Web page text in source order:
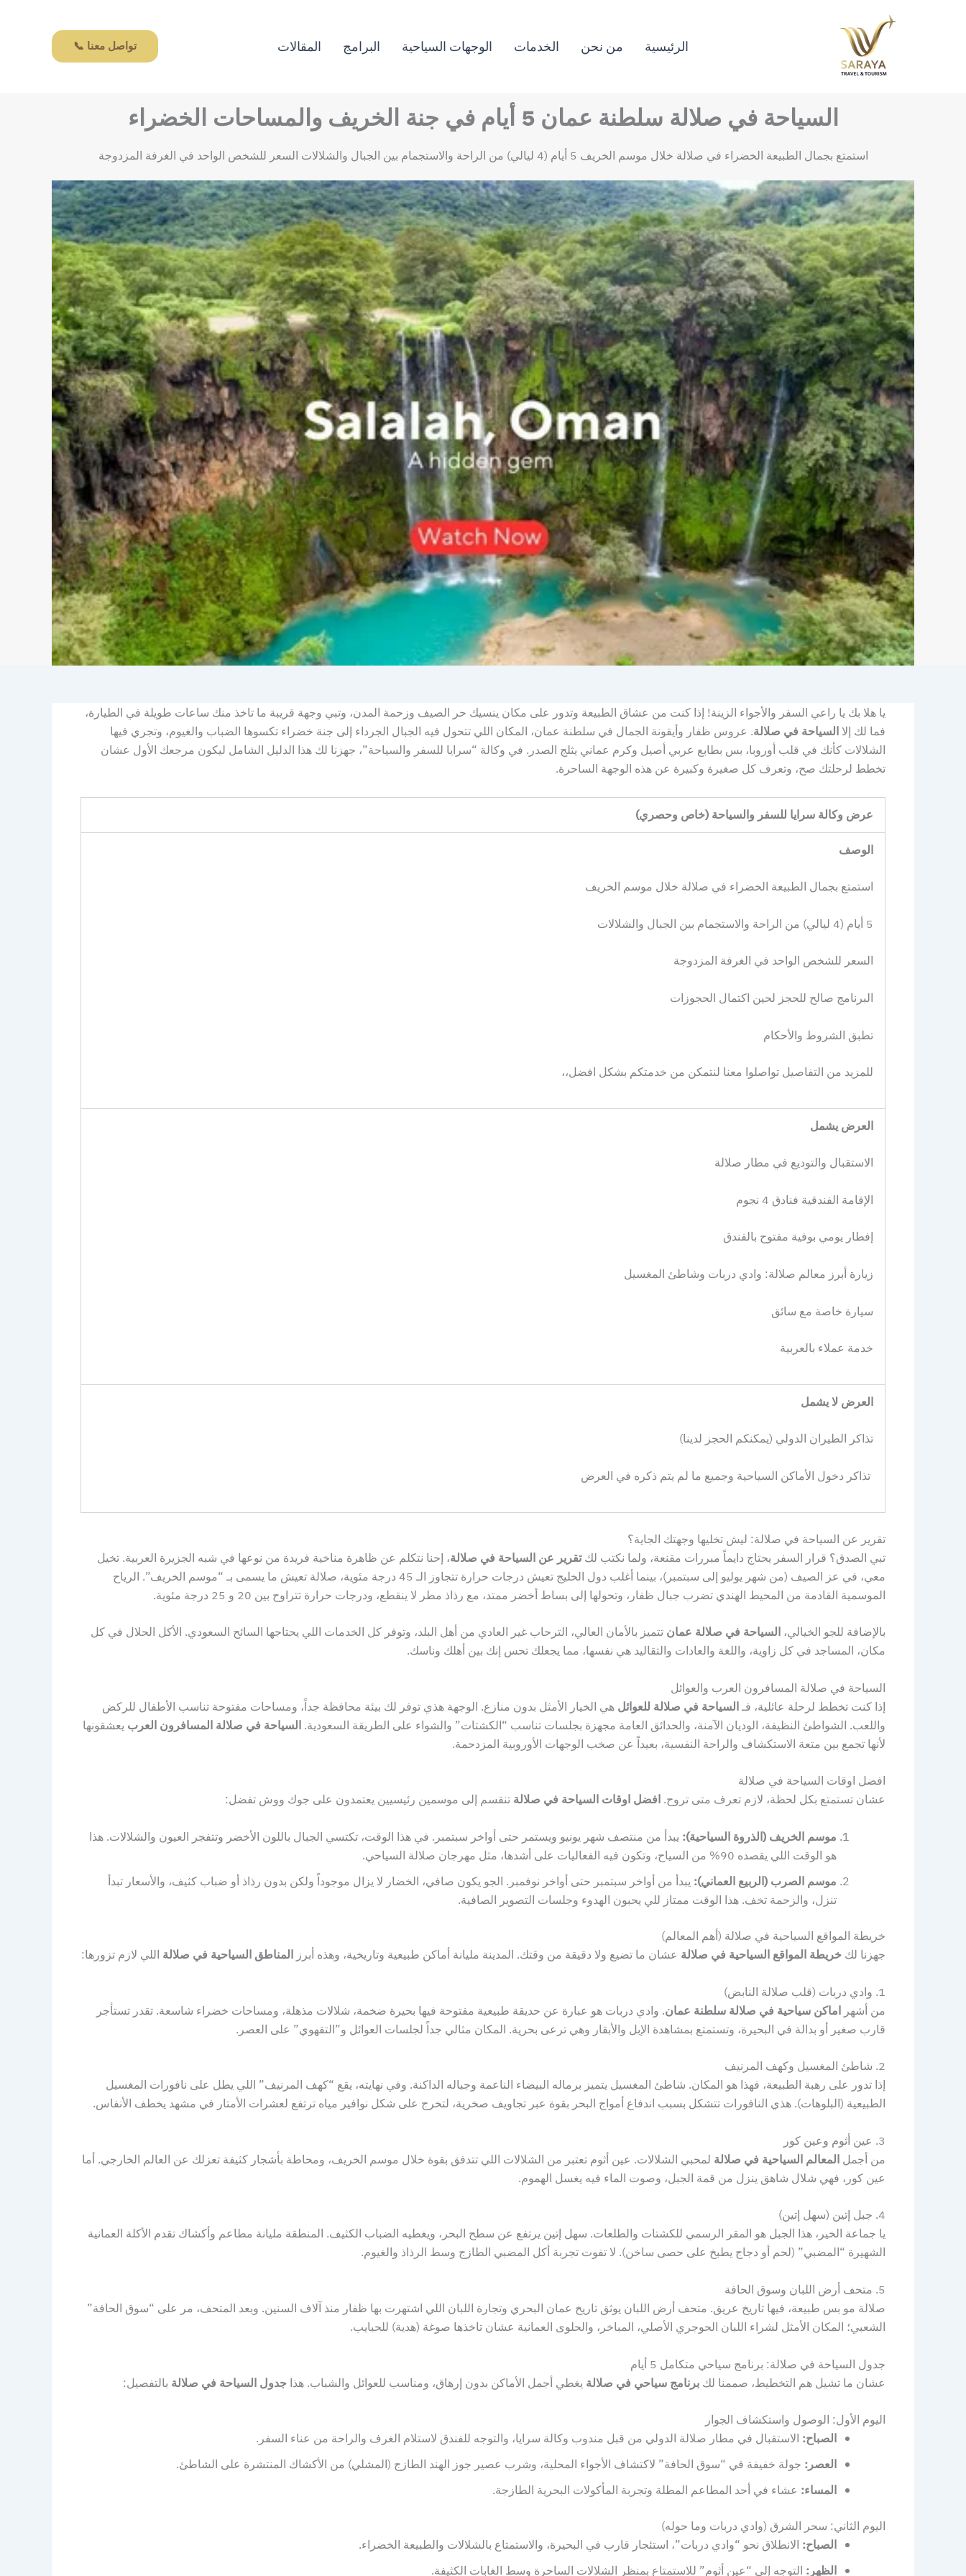
الرئيسية من نحن الخدمات الوجهات السياحية البرامج المقالات تواصل معنا 📞
السياحة في صلالة سلطنة عمان 5 أيام في جنة الخريف والمساحات الخضراء
استمتع بجمال الطبيعة الخضراء في صلالة خلال موسم الخريف 5 أيام (4 ليالي) من الراحة والاستجمام بين الجبال والشلالات السعر للشخص الواحد في الغرفة المزدوجة
يا هلا بك يا راعي السفر والأجواء الزينة! إذا كنت من عشاق الطبيعة وتدور على مكان ينسيك حر الصيف وزحمة المدن، وتبي وجهة قريبة ما تاخذ منك ساعات طويلة في الطيارة،
فما لك إلا السياحة في صلالة. عروس ظفار وأيقونة الجمال في سلطنة عمان، المكان اللي تتحول فيه الجبال الجرداء إلى جنة خضراء تكسوها الضباب والغيوم، وتجري فيها
الشلالات كأنك في قلب أوروبا، بس بطابع عربي أصيل وكرم عماني يثلج الصدر. في وكالة “سرايا للسفر والسياحة”، جهزنا لك هذا الدليل الشامل ليكون مرجعك الأول عشان
تخطط لرحلتك صح، وتعرف كل صغيرة وكبيرة عن هذه الوجهة الساحرة.
عرض وكالة سرايا للسفر والسياحة (خاص وحصري)
الوصف
استمتع بجمال الطبيعة الخضراء في صلالة خلال موسم الخريف
5 أيام (4 ليالي) من الراحة والاستجمام بين الجبال والشلالات
السعر للشخص الواحد في الغرفة المزدوجة
البرنامج صالح للحجز لحين اكتمال الحجوزات
تطبق الشروط والأحكام
للمزيد من التفاصيل تواصلوا معنا لنتمكن من خدمتكم بشكل افضل،،
العرض يشمل
الاستقبال والتوديع في مطار صلالة
الإقامة الفندقية فنادق 4 نجوم
إفطار يومي بوفية مفتوح بالفندق
زيارة أبرز معالم صلالة: وادي دربات وشاطئ المغسيل
سيارة خاصة مع سائق
خدمة عملاء بالعربية
العرض لا يشمل
تذاكر الطيران الدولي (يمكنكم الحجز لدينا)
تذاكر دخول الأماكن السياحية وجميع ما لم يتم ذكره في العرض
تقرير عن السياحة في صلالة: ليش تخليها وجهتك الجاية؟
تبي الصدق؟ قرار السفر يحتاج دايماً مبررات مقنعة، ولما نكتب لكتقرير عن السياحة في صلالة، إحنا نتكلم عن ظاهرة مناخية فريدة من نوعها في شبه الجزيرة العربية. تخيل
معي، في عز الصيف (من شهر يوليو إلى سبتمبر)، بينما أغلب دول الخليج تعيش درجات حرارة تتجاوز الـ 45 درجة مئوية، صلالة تعيش ما يسمى بـ “موسم الخريف”. الرياح
الموسمية القادمة من المحيط الهندي تضرب جبال ظفار، وتحولها إلى بساط أخضر ممتد، مع رذاذ مطر لا ينقطع، ودرجات حرارة تتراوح بين 20 و 25 درجة مئوية.
بالإضافة للجو الخيالي، السياحة في صلالة عمان تتميز بالأمان العالي، الترحاب غير العادي من أهل البلد، وتوفر كل الخدمات اللي يحتاجها السائح السعودي. الأكل الحلال في كل
مكان، المساجد في كل زاوية، واللغة والعادات والتقاليد هي نفسها، مما يجعلك تحس إنك بين أهلك وناسك.
السياحة في صلالة المسافرون العرب والعوائل
إذا كنت تخطط لرحلة عائلية، فـالسياحة في صلالة للعوائل هي الخيار الأمثل بدون منازع. الوجهة هذي توفر لك بيئة محافظة جداً، ومساحات مفتوحة تناسب الأطفال للركض
واللعب. الشواطئ النظيفة، الوديان الآمنة، والحدائق العامة مجهزة بجلسات تناسب “الكشتات” والشواء على الطريقة السعودية. السياحة في صلالة المسافرون العرب يعشقونها
لأنها تجمع بين متعة الاستكشاف والراحة النفسية، بعيداً عن صخب الوجهات الأوروبية المزدحمة.
افضل اوقات السياحة في صلالة
عشان تستمتع بكل لحظة، لازم تعرف متى تروح. افضل اوقات السياحة في صلالة تنقسم إلى موسمين رئيسيين يعتمدون على جوك ووش تفضل:
موسم الخريف (الذروة السياحية): يبدأ من منتصف شهر يونيو ويستمر حتى أواخر سبتمبر. في هذا الوقت، تكتسي الجبال باللون الأخضر وتتفجر العيون والشلالات. هذا
هو الوقت اللي يقصده 90% من السياح، وتكون فيه الفعاليات على أشدها، مثل مهرجان صلالة السياحي.
موسم الصرب (الربيع العماني): يبدأ من أواخر سبتمبر حتى أواخر نوفمبر. الجو يكون صافي، الخضار لا يزال موجوداً ولكن بدون رذاذ أو ضباب كثيف، والأسعار تبدأ
تنزل، والزحمة تخف. هذا الوقت ممتاز للي يحبون الهدوء وجلسات التصوير الصافية.
خريطة المواقع السياحية في صلالة (أهم المعالم)
جهزنا لك خريطة المواقع السياحية في صلالة عشان ما تضيع ولا دقيقة من وقتك. المدينة مليانة أماكن طبيعية وتاريخية، وهذه أبرز المناطق السياحية في صلالة اللي لازم تزورها:
1. وادي دربات (قلب صلالة النابض)
من أشهر اماكن سياحية في صلالة سلطنة عمان. وادي دربات هو عبارة عن حديقة طبيعية مفتوحة فيها بحيرة ضخمة، شلالات مذهلة، ومساحات خضراء شاسعة. تقدر تستأجر
قارب صغير أو بدالة في البحيرة، وتستمتع بمشاهدة الإبل والأبقار وهي ترعى بحرية. المكان مثالي جداً لجلسات العوائل و”التقهوي” على العصر.
2. شاطئ المغسيل وكهف المرنيف
إذا تدور على رهبة الطبيعة، فهذا هو المكان. شاطئ المغسيل يتميز برماله البيضاء الناعمة وجباله الداكنة. وفي نهايته، يقع “كهف المرنيف” اللي يطل على نافورات المغسيل
الطبيعية (البلوهات). هذي النافورات تتشكل بسبب اندفاع أمواج البحر بقوة عبر تجاويف صخرية، لتخرج على شكل نوافير مياه ترتفع لعشرات الأمتار في مشهد يخطف الأنفاس.
3. عين أثوم وعين كور
من أجمل المعالم السياحية في صلالة لمحبي الشلالات. عين أثوم تعتبر من الشلالات اللي تتدفق بقوة خلال موسم الخريف، ومحاطة بأشجار كثيفة تعزلك عن العالم الخارجي. أما
عين كور، فهي شلال شاهق ينزل من قمة الجبل، وصوت الماء فيه يغسل الهموم.
4. جبل إتين (سهل إتين)
يا جماعة الخير، هذا الجبل هو المقر الرسمي للكشتات والطلعات. سهل إتين يرتفع عن سطح البحر، ويغطيه الضباب الكثيف. المنطقة مليانة مطاعم وأكشاك تقدم الأكلة العمانية
الشهيرة “المضبي” (لحم أو دجاج يطبخ على حصى ساخن). لا تفوت تجربة أكل المضبي الطازج وسط الرذاذ والغيوم.
5. متحف أرض اللبان وسوق الحافة
صلالة مو بس طبيعة، فيها تاريخ عريق. متحف أرض اللبان يوثق تاريخ عمان البحري وتجارة اللبان اللي اشتهرت بها ظفار منذ آلاف السنين. وبعد المتحف، مر على “سوق الحافة”
الشعبي؛ المكان الأمثل لشراء اللبان الحوجري الأصلي، المباخر، والحلوى العمانية عشان تاخذها صوغة (هدية) للحبايب.
جدول السياحة في صلالة: برنامج سياحي متكامل 5 أيام
عشان ما تشيل هم التخطيط، صممنا لك برنامج سياحي في صلالة يغطي أجمل الأماكن بدون إرهاق، ومناسب للعوائل والشباب. هذا جدول السياحة في صلالة بالتفصيل:
اليوم الأول: الوصول واستكشاف الجوار
الصباح: الاستقبال في مطار صلالة الدولي من قبل مندوب وكالة سرايا، والتوجه للفندق لاستلام الغرف والراحة من عناء السفر.
العصر: جولة خفيفة في “سوق الحافة” لاكتشاف الأجواء المحلية، وشرب عصير جوز الهند الطازج (المشلي) من الأكشاك المنتشرة على الشاطئ.
المساء: عشاء في أحد المطاعم المطلة وتجربة المأكولات البحرية الطازجة.
اليوم الثاني: سحر الشرق (وادي دربات وما حوله)
الصباح: الانطلاق نحو “وادي دربات”، استئجار قارب في البحيرة، والاستمتاع بالشلالات والطبيعة الخضراء.
الظهر: التوجه إلى “عين أثوم” للاستمتاع بمنظر الشلالات الساحرة وسط الغابات الكثيفة.